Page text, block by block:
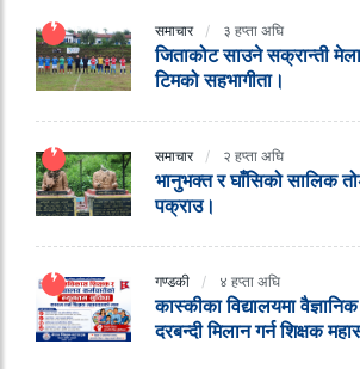
समाचार ३ हप्ता अघि
जिताकोट साउने सक्रान्ती
टिमको सहभागीता।
समाचार २ हप्ता अघि
भानुभक्त र घाँसिको सालिक
पक्राउ।
गण्डकी ४ हप्ता अघि
कास्कीका विद्यालयमा
दरबन्दी मिलान गर्न शिक्षक